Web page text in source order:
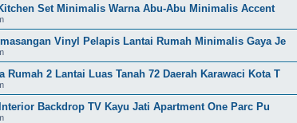
Set Minimalis Warna Abu-Abu Minimalis Accent
Vinyl Pelapis Lantai Rumah Minimalis Gaya Je
Rumah 2 Lantai Luas Tanah 72 Daerah Karawaci Kota T
Backdrop TV Kayu Jati Apartment One Parc Pu